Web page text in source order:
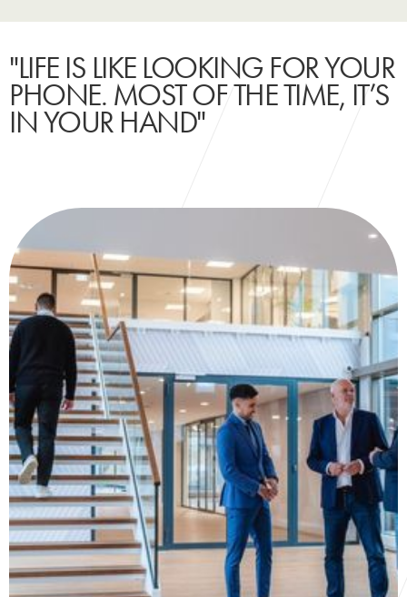
"LIFE IS LIKE LOOKING FOR YOUR
PHONE. MOST OF THE TIME, IT’S
IN YOUR HAND"